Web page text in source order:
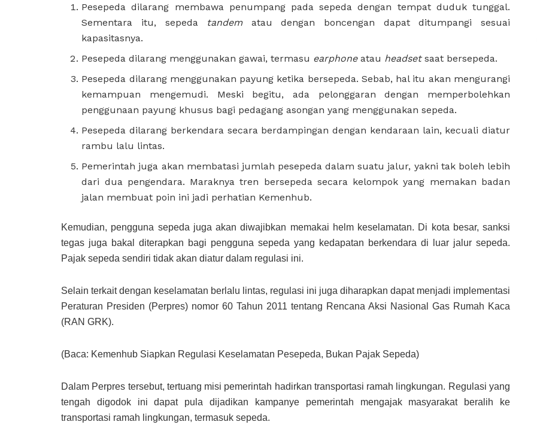
Pesepeda dilarang membawa penumpang pada sepeda dengan tempat duduk tunggal.
Sementara itu, sepeda tandem atau dengan boncengan dapat ditumpangi sesuai
kapasitasnya.
Pesepeda dilarang menggunakan gawai, termasu earphoneatau headsetsaat bersepeda.
Pesepeda dilarang menggunakan payung ketika bersepeda. Sebab, hal itu akan mengurangi
kemampuan mengemudi. Meski begitu, ada pelonggaran dengan memperbolehkan
penggunaan payung khusus bagi pedagang asongan yang menggunakan sepeda.
Pesepeda dilarang berkendara secara berdampingan dengan kendaraan lain, kecuali diatur
rambu lalu lintas.
Pemerintah juga akan membatasi jumlah pesepeda dalam suatu jalur, yakni tak boleh lebih
dari dua pengendara. Maraknya tren bersepeda secara kelompok yang memakan badan
jalan membuat poin ini jadi perhatian Kemenhub.
Kemudian, pengguna sepeda juga akan diwajibkan memakai helm keselamatan. Di kota besar, sanksi
tegas juga bakal diterapkan bagi pengguna sepeda yang kedapatan berkendara di luar jalur sepeda.
Pajak sepeda sendiri tidak akan diatur dalam regulasi ini.
Selain terkait dengan keselamatan berlalu lintas, regulasi ini juga diharapkan dapat menjadi implementasi
Peraturan Presiden (Perpres) nomor 60 Tahun 2011 tentang Rencana Aksi Nasional Gas Rumah Kaca
(RAN GRK).
(Baca: Kemenhub Siapkan Regulasi Keselamatan Pesepeda, Bukan Pajak Sepeda)
Dalam Perpres tersebut, tertuang misi pemerintah hadirkan transportasi ramah lingkungan. Regulasi yang
tengah digodok ini dapat pula dijadikan kampanye pemerintah mengajak masyarakat beralih ke
transportasi ramah lingkungan, termasuk sepeda.